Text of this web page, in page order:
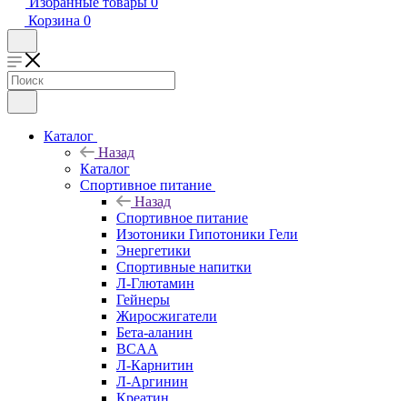
Корзина 0
Каталог
Назад
Каталог
Спортивное питание
Назад
Спортивное питание
Изотоники Гипотоники Гели
Энергетики
Спортивные напитки
Л-Глютамин
Гейнеры
Жиросжигатели
Бета-аланин
BCAA
Л-Карнитин
Л-Аргинин
Креатин